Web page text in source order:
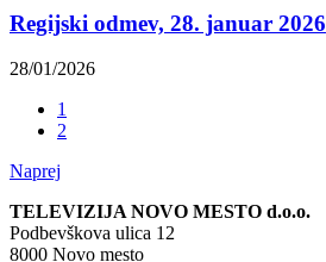
Regijski odmev, 28. januar 2026
28/01/2026
1
2
Naprej
TELEVIZIJA NOVO MESTO d.o.o.
Podbevškova ulica 12
8000 Novo mesto